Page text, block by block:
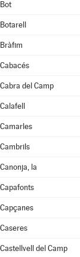
Bot
Botarell
Bràfim
Cabacés
Cabra del Camp
Calafell
Camarles
Cambrils
Canonja, la
Capafonts
Capçanes
Caseres
Castellvell del Camp